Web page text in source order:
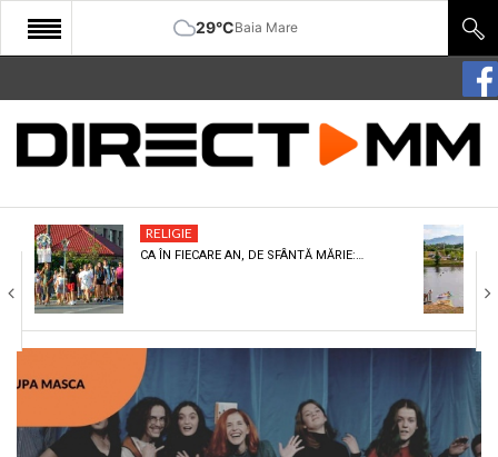
29°CBaia Mare
START
COMUNITATE
CULTURA
ECONOMIE
SANATATE
SPORT
SPECIAL
RELIGIE
CA ÎN FIECARE AN, DE SFÂNTĂ MĂRIE:…